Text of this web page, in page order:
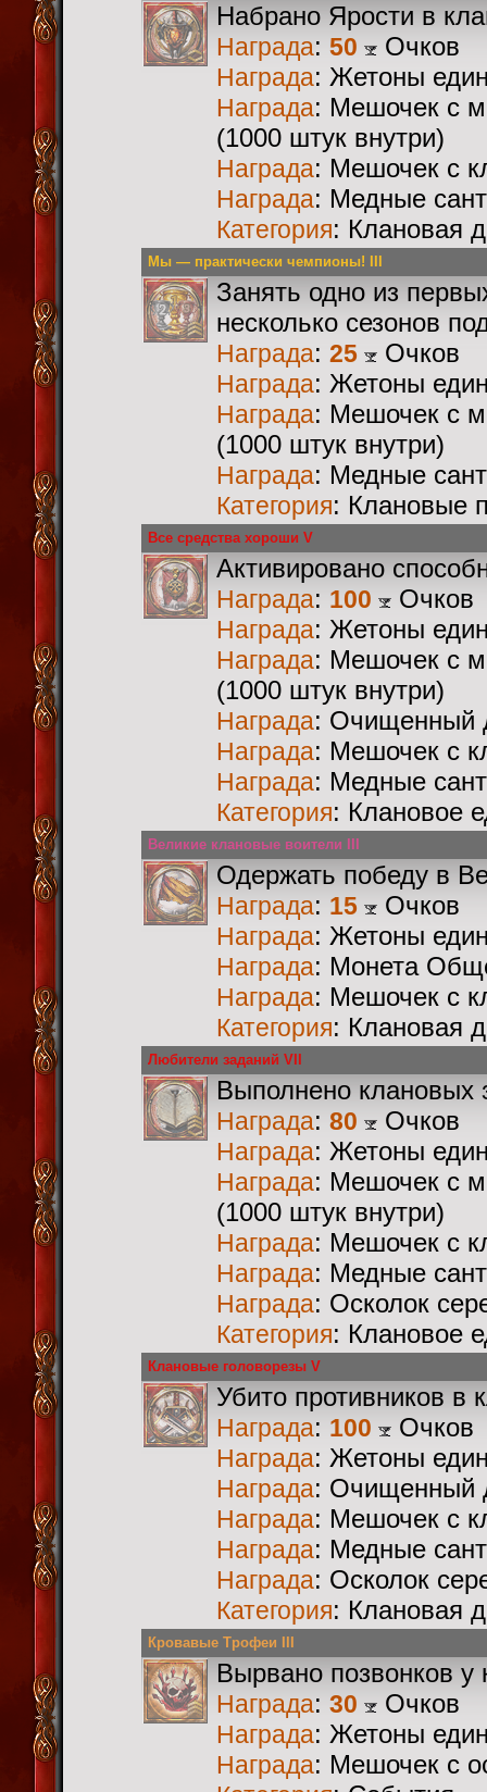
Набрано Ярости в
Награда: 50 Очков
Награда: Жетоны
Награда: Мешочек с
(1000 штук внутри)
Награда: Мешочек с
Награда: Медные
Категория: Клановая
Мы — практически чемпионы! III
Занять одно из
несколько сезонов
Награда: 25 Очков
Награда: Жетоны
Награда: Мешочек с
(1000 штук внутри)
Награда: Медные
Категория: Клановые
Все средства хороши V
Активировано
Награда: 100 Очков
Награда: Жетоны
Награда: Мешочек с
(1000 штук внутри)
Награда: Очищенный
Награда: Мешочек с
Награда: Медные
Категория: Клановое
Великие клановые воители III
Одержать победу в
Награда: 15 Очков
Награда: Жетоны
Награда: Монета
Награда: Мешочек с
Категория: Клановая
Любители заданий VII
Выполнено клановых
Награда: 80 Очков
Награда: Жетоны
Награда: Мешочек с
(1000 штук внутри)
Награда: Мешочек с
Награда: Медные
Награда: Осколок
Категория: Клановое
Клановые головорезы V
Убито противников в
Награда: 100 Очков
Награда: Жетоны
Награда: Очищенный
Награда: Мешочек с
Награда: Медные
Награда: Осколок
Категория: Клановая
Кровавые Трофеи III
Вырвано позвонков у
Награда: 30 Очков
Награда: Жетоны
Награда: Мешочек с